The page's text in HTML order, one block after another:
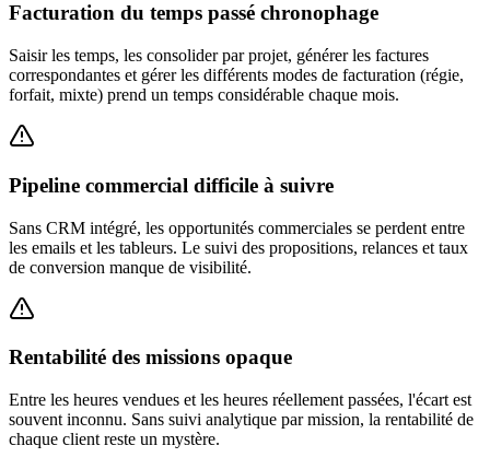
Facturation du temps passé chronophage
Saisir les temps, les consolider par projet, générer les factures
correspondantes et gérer les différents modes de facturation (régie,
forfait, mixte) prend un temps considérable chaque mois.
Pipeline commercial difficile à suivre
Sans CRM intégré, les opportunités commerciales se perdent entre
les emails et les tableurs. Le suivi des propositions, relances et taux
de conversion manque de visibilité.
Rentabilité des missions opaque
Entre les heures vendues et les heures réellement passées, l'écart est
souvent inconnu. Sans suivi analytique par mission, la rentabilité de
chaque client reste un mystère.